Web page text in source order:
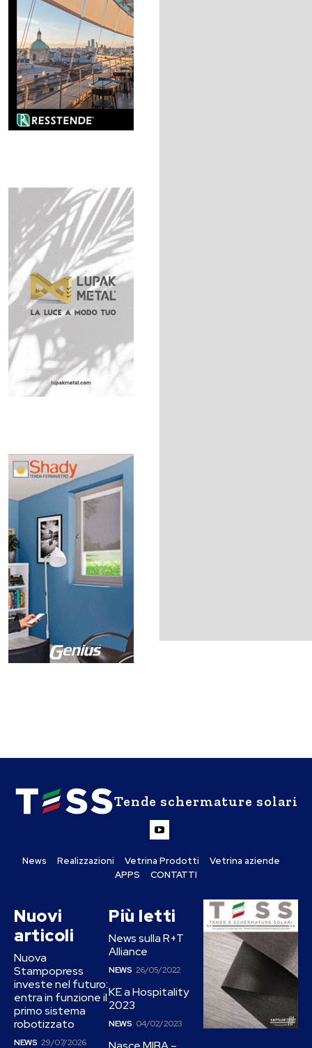
Tende schermature solari
News Realizzazioni Vetrina Prodotti
Vetrina aziende
APPS
CONTATTI
Nuovi
articoli
Nuova
Stampopress
investe nel futuro:
entra in funzione il
primo sistema
robotizzato
NEWS 29/07/2026
Più letti
News sulla R+T
Alliance
NEWS 26/05/2022
KE a Hospitality
2023
NEWS 04/02/2023